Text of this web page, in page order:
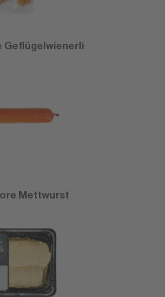
Geflügelwienerli
Mettwurst